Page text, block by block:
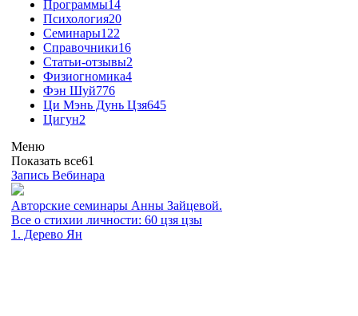
Программы14
Психология20
Семинары122
Справочники16
Статьи-отзывы2
Физиогномика4
Фэн Шуй776
Ци Мэнь Дунь Цзя645
Цигун2
Меню
Показать все61
Запись Вебинара
Авторские семинары Анны Зайцевой.
Все о стихии личности: 60 цзя цзы
1. Дерево Ян